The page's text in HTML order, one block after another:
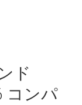
ド
コンパ